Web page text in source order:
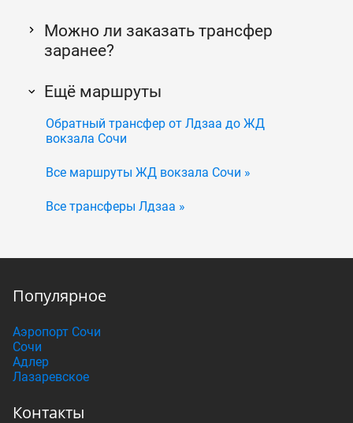
Можно ли заказать трансфер
заранее?
Ещё маршруты
Обратный трансфер от Лдзаа до ЖД
вокзала Сочи
Все маршруты ЖД вокзала Сочи »
Все трансферы Лдзаа »
Популярное
Аэропорт Сочи
Сочи
Адлер
Лазаревское
Контакты